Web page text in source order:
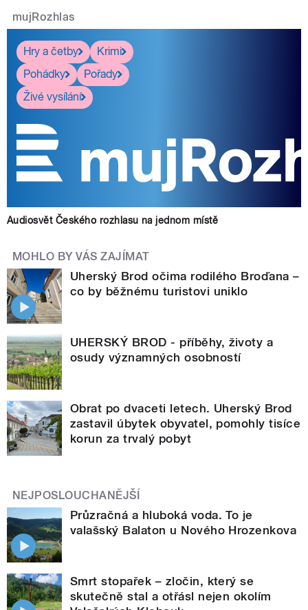
mujRozhlas
Hry a četby
Krimi
Pohádky
Pořady
Živé vysílání
Audiosvět Českého rozhlasu na jednom místě
MOHLO BY VÁS ZAJÍMAT
Uherský Brod očima rodilého Broďana –
co by běžnému turistovi uniklo
UHERSKÝ BROD - příběhy, životy a
osudy významných osobností
Obrat po dvaceti letech. Uherský Brod
zastavil úbytek obyvatel, pomohly tisíce
korun za trvalý pobyt
NEJPOSLOUCHANĚJŠÍ
Průzračná a hluboká voda. To je
valašský Balaton u Nového Hrozenkova
Smrt stopařek – zločin, který se
skutečně stal a otřásl nejen okolím